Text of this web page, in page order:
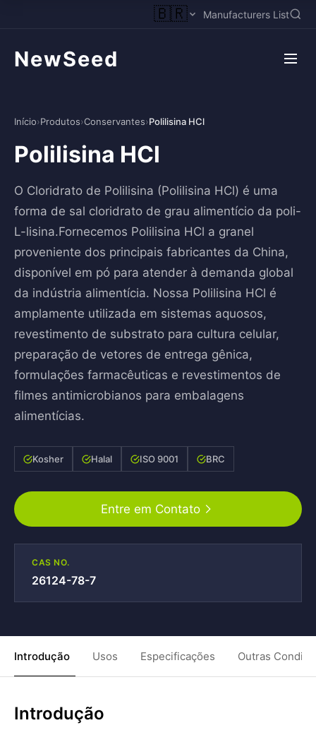
🇧🇷 Manufacturers List
NewSeed
Início›Produtos›Conservantes›Polilisina HCl
Polilisina HCl
O Cloridrato de Polilisina (Polilisina HCl) é uma
forma de sal cloridrato de grau alimentício da poli-
L-lisina.Fornecemos Polilisina HCl a granel
proveniente dos principais fabricantes da China,
disponível em pó para atender à demanda global
da indústria alimentícia. Nossa Polilisina HCl é
amplamente utilizada em sistemas aquosos,
revestimento de substrato para cultura celular,
preparação de vetores de entrega gênica,
formulações farmacêuticas e revestimentos de
filmes antimicrobianos para embalagens
alimentícias.
Kosher Halal ISO 9001 BRC
Entre em Contato
CAS NO.
26124-78-7
Introdução Usos Especificações Outras
Introdução